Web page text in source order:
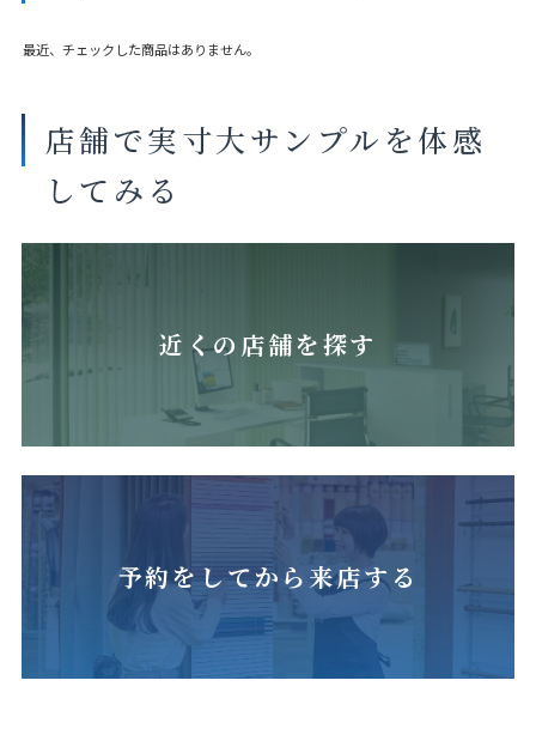
最近、チェックした商品はありません。
店舗で実寸大サンプルを体感
してみる
近くの店舗を探す
予約をしてから来店する